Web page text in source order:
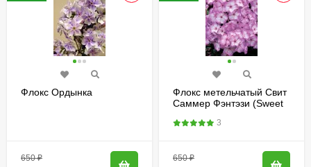
Флокс Ордынка
650₽
Флокс метельчатый Свит
Саммер Фэнтэзи (Sweet
3
650₽